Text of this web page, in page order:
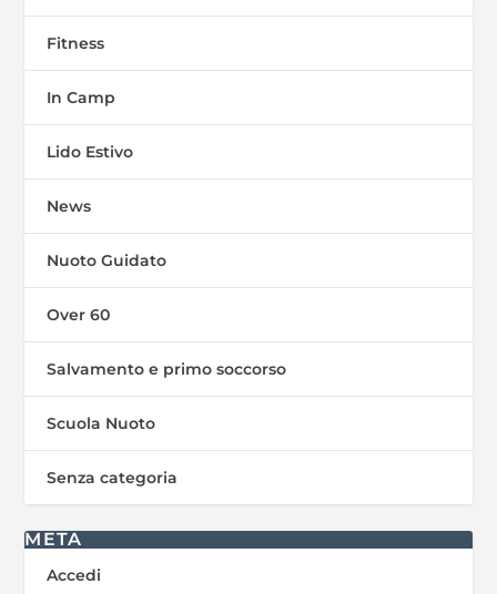
Fitness
In Camp
Lido Estivo
News
Nuoto Guidato
Over 60
Salvamento e primo soccorso
Scuola Nuoto
Senza categoria
META
Accedi